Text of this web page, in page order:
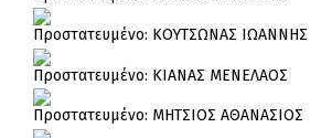
Πρoστατευμένο: ΚΟΥΤΣΩΝΑΣ ΙΩΑΝΝΗΣ
Πρoστατευμένο: ΚΙΑΝΑΣ ΜΕΝΕΛΑΟΣ
Πρoστατευμένο: ΜΗΤΣΙΟΣ ΑΘΑΝΑΣΙΟΣ